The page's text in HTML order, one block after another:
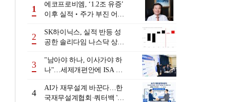
1
에코프로비엠, ‘1.2조 유증’
이후 실적‧주가 부진 어쩌
2
SK하이닉스, 실적 반등 성
공한 솔리다임 나스닥 상장
3
"남아야 하나, 이사가야 하
나"…세제개편안에 ISA 투
4
AI가 재무설계 바꾼다…한
국재무설계협회·쿼터백 '베